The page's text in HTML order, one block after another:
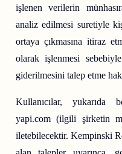
işlenen verilerin
analiz edilmesi suretiyle
ortaya çıkmasına itiraz
olarak işlenmesi
giderilmesini talep etme
Kullanıcılar, yukarıda
yapi.com (ilgili şirketin
iletebilecektir. Kempinski